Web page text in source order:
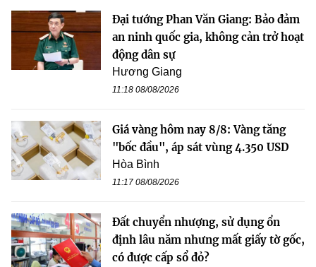
Đại tướng Phan Văn Giang: Bảo đảm
an ninh quốc gia, không cản trở hoạt
động dân sự
Hương Giang
11:18 08/08/2026
Giá vàng hôm nay 8/8: Vàng tăng
"bốc đầu", áp sát vùng 4.350 USD
Hòa Bình
11:17 08/08/2026
Đất chuyển nhượng, sử dụng ổn
định lâu năm nhưng mất giấy tờ gốc,
có được cấp sổ đỏ?